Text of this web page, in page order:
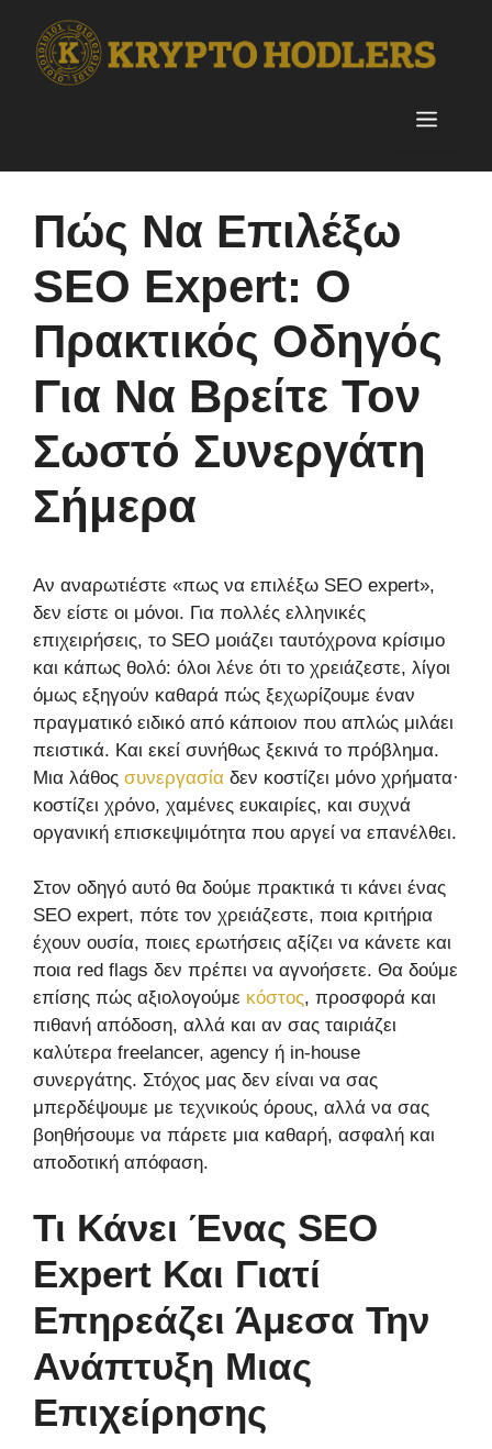
content
Menu
Πώς Να Επιλέξω
SEO Expert: Ο
Πρακτικός Οδηγός
Για Να Βρείτε Τον
Σωστό Συνεργάτη
Σήμερα
Αν αναρωτιέστε «πως να επιλέξω SEO expert»,
δεν είστε οι μόνοι. Για πολλές ελληνικές
επιχειρήσεις, το SEO μοιάζει ταυτόχρονα κρίσιμο
και κάπως θολό: όλοι λένε ότι το χρειάζεστε, λίγοι
όμως εξηγούν καθαρά πώς ξεχωρίζουμε έναν
πραγματικό ειδικό από κάποιον που απλώς μιλάει
πειστικά. Και εκεί συνήθως ξεκινά το πρόβλημα.
Μια λάθος συνεργασία δεν κοστίζει μόνο χρήματα·
κοστίζει χρόνο, χαμένες ευκαιρίες, και συχνά
οργανική επισκεψιμότητα που αργεί να επανέλθει.
Στον οδηγό αυτό θα δούμε πρακτικά τι κάνει ένας
SEO expert, πότε τον χρειάζεστε, ποια κριτήρια
έχουν ουσία, ποιες ερωτήσεις αξίζει να κάνετε και
ποια red flags δεν πρέπει να αγνοήσετε. Θα δούμε
επίσης πώς αξιολογούμε κόστος, προσφορά και
πιθανή απόδοση, αλλά και αν σας ταιριάζει
καλύτερα freelancer, agency ή in-house
συνεργάτης. Στόχος μας δεν είναι να σας
μπερδέψουμε με τεχνικούς όρους, αλλά να σας
βοηθήσουμε να πάρετε μια καθαρή, ασφαλή και
αποδοτική απόφαση.
Τι Κάνει Ένας SEO
Expert Και Γιατί
Επηρεάζει Άμεσα Την
Ανάπτυξη Μιας
Επιχείρησης